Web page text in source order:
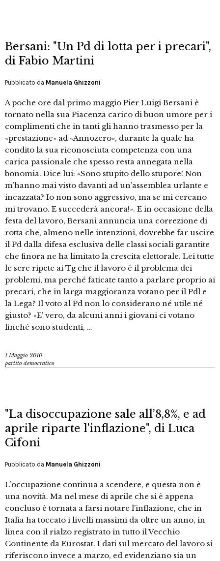
Bersani: "Un Pd di lotta per i precari",
di Fabio Martini
Pubblicato da Manuela Ghizzoni
A poche ore dal primo maggio Pier Luigi Bersani è
tornato nella sua Piacenza carico di buon umore per i
complimenti che in tanti gli hanno trasmesso per la
«prestazione» ad «Annozero», durante la quale ha
condito la sua riconosciuta competenza con una
carica passionale che spesso resta annegata nella
bonomia. Dice lui: «Sono stupito dello stupore! Non
m’hanno mai visto davanti ad un’assemblea urlante e
incazzata? Io non sono aggressivo, ma se mi cercano
mi trovano. E succederà ancora!». E in occasione della
festa del lavoro, Bersani annuncia una correzione di
rotta che, almeno nelle intenzioni, dovrebbe far uscire
il Pd dalla difesa esclusiva delle classi sociali garantite
che finora ne ha limitato la crescita elettorale. Lei tutte
le sere ripete ai Tg che il lavoro è il problema dei
problemi, ma perché faticate tanto a parlare proprio ai
precari, che in larga maggioranza votano per il Pdl e
la Lega? Il voto al Pd non lo considerano né utile né
giusto? «E’ vero, da alcuni anni i giovani ci votano
finché sono studenti, …
1 Maggio 2010
partito democratico
"La disoccupazione sale all’8,8%, e ad
aprile riparte l'inflazione", di Luca
Cifoni
Pubblicato da Manuela Ghizzoni
L’occupazione continua a scendere, e questa non è
una novità. Ma nel mese di aprile che si è appena
concluso è tornata a farsi notare l’inflazione, che in
Italia ha toccato i livelli massimi da oltre un anno, in
linea con il rialzo registrato in tutto il Vecchio
Continente da Eurostat. I dati sul mercato del lavoro si
riferiscono invece a marzo, ed evidenziano sia un